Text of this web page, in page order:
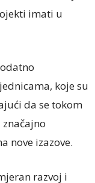
imati u
koje su
da se tokom
nove izazove.
razvoj i